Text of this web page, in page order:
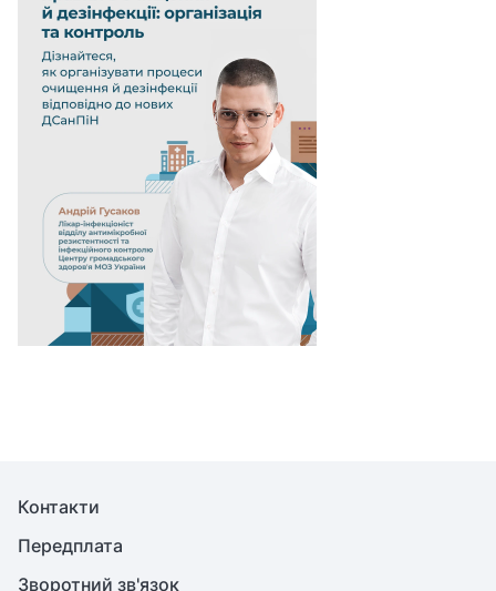
Контакти
Передплата
Зворотний зв'язок